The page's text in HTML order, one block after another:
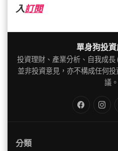
入訂閱
單身狗投
投資理財、產業分析、自我成
並非投資意見，亦不構成任何
議
分類